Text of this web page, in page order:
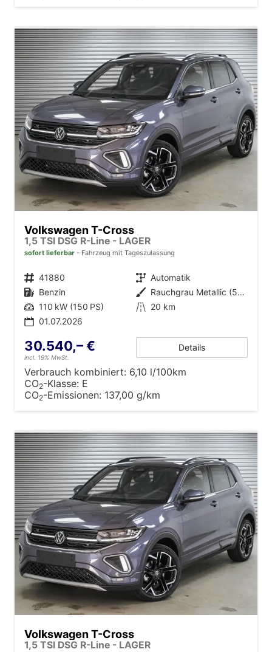
Volkswagen T-Cross
1,5 TSI DSG R-Line - LAGER
sofort lieferbar Fahrzeug mit Tageszulassung
Fahrzeugnr. 41880 Getriebe Automatik
Kraftstoff Benzin Außenfarbe
Rauchgrau Metallic (5W)
Leistung 110 kW (150 PS) Kilometerstand 20 km
01.07.2026
30.540,– €
incl. 19% MwSt.
Details
Verbrauch kombiniert: 6,10 l/100km
CO2-Klasse: E
CO2-Emissionen: 137,00 g/km
Volkswagen T-Cross
1,5 TSI DSG R-Line - LAGER